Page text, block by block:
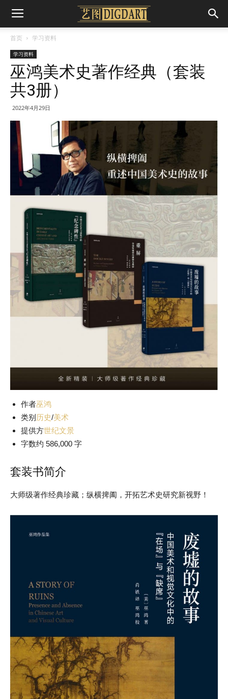
首页 学习资料
学习资料
巫鸿美术史著作经典（套装
共3册）
2022年4月29日
作者巫鸿
类别 历史/美术
提供方世纪文景
字数约 586,000 字
套装书简介
大师级著作经典珍藏；纵横捭阖，开拓艺术史研究新视野！